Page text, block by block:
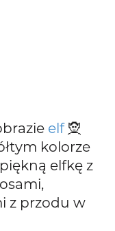
elf🧝
kolorze
elfkę z
z przodu w